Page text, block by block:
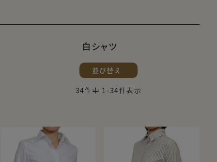
白シャツ
並び替え
34件中 1 -34件表示